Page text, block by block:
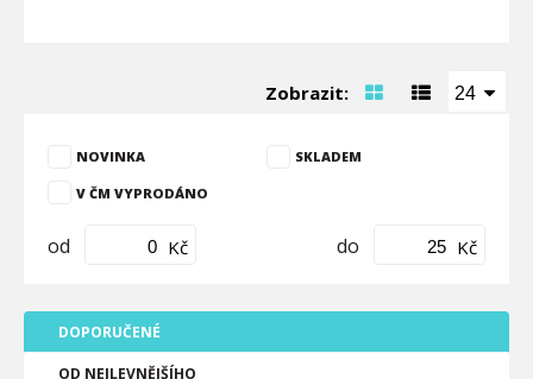
Zobrazit: 24
NOVINKA SKLADEM
V ČM VYPRODÁNO
od Kč do Kč
DOPORUČENÉ
OD NEJLEVNĚJŠÍHO